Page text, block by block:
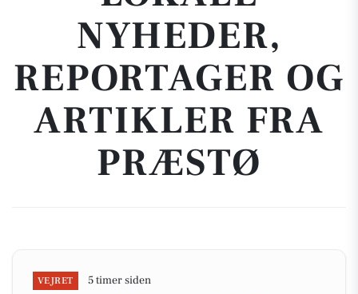
NYHEDER,
REPORTAGER OG
ARTIKLER FRA
PRÆSTØ
VEJRET 5 timer siden